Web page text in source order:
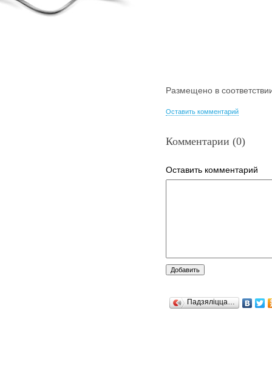
Размещено в
Оставить комментарий
Комментарии (0)
Оставить комментарий
Падзяліцца…